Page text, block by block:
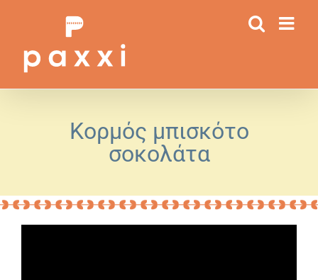
περιεχόμενο
Κορμός μπισκότο
σοκολάτα